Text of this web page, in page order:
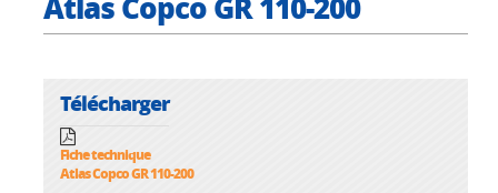
Télécharger
Fiche technique
Atlas Copco GR 110-200